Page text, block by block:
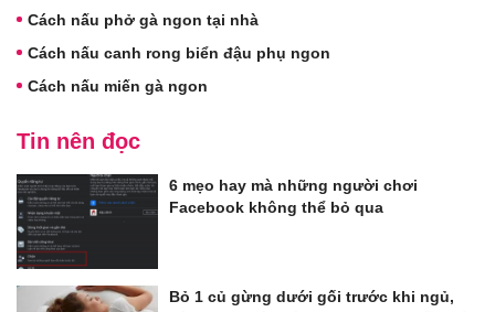
Cách nấu phở gà ngon tại nhà
Cách nấu canh rong biển đậu phụ ngon
Cách nấu miến gà ngon
Tin nên đọc
6 mẹo hay mà những người chơi
Facebook không thể bỏ qua
Bỏ 1 củ gừng dưới gối trước khi ngủ,